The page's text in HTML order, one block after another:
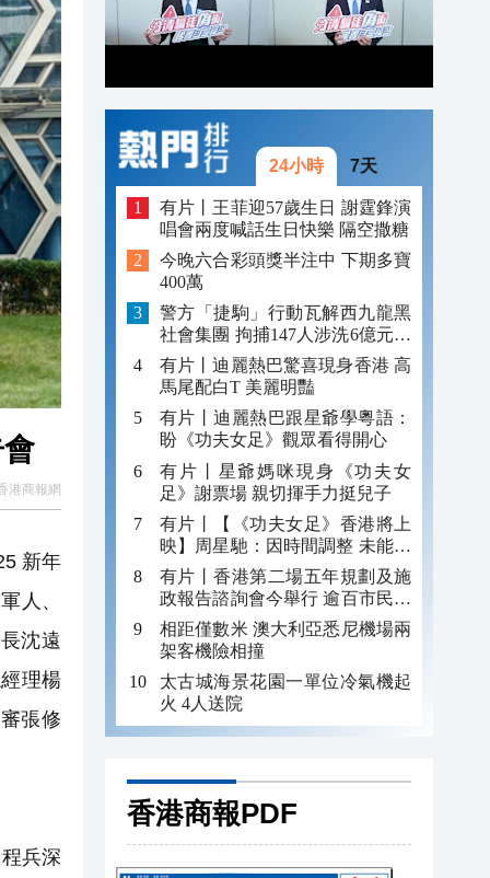
19:16
港商報網
新年
人、
沈遠
理楊
張修
兵深
24小時 7天
有片丨王菲迎57歲生日 謝霆鋒演
唱會兩度喊話生日快樂 隔空撒糖
今晚六合彩頭獎半注中 下期多寶
400萬
警方「捷駒」行動瓦解西九龍黑
社會集團 拘捕147人涉洗6億元黑
錢
有片丨迪麗熱巴驚喜現身香港 高
馬尾配白T 美麗明豔
有片丨迪麗熱巴跟星爺學粵語：
盼《功夫女足》觀眾看得開心
有片丨星爺媽咪現身《功夫女
足》謝票場 親切揮手力挺兒子
有片丨【《功夫女足》香港將上
映】周星馳：因時間調整 未能製
作粵語版 對此深表遺憾
有片丨香港第二場五年規劃及施
政報告諮詢會今舉行 逾百市民出
席
相距僅數米 澳大利亞悉尼機場兩
架客機險相撞
太古城海景花園一單位冷氣機起
火 4人送院
香港商報PDF